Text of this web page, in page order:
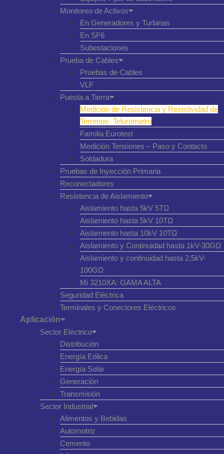
Monitoreo de Activos
En Generadores y Turbinas
En SF6
Subestaciones
Prueba de Cables
Pruebas de Cables
VLF
Puesta a Tierra
Medición de Resistencia y Resistividad de
Terrenos- Telurómetro
Familia Eurotest
Medición Tensiones – Paso y Contacto
Soldadura
Pruebas de Inyección Primaria
Reconectadores
Resistencia de Aislamiento
Aislamiento hasta 5kV 5TΩ
Aislamiento hasta 5kV 10TΩ
Aislamiento hasta 10kV 10TΩ
Aislamiento y Continuidad hasta 1kV-30GΩ
Aislamiento y continuidad hasta 2,5kV-
100GΩ
Mi 3210XA: GAMA ALTA
Seguridad Eléctrica
Terminales y Conectores Eléctricos
Aplicación
Sector Eléctrico
Distribución
Energía Eólica
Energía Solar
Generación
Transmisión
Sector Industrial
Alimentos y Bebidas
Automotriz
Cemento